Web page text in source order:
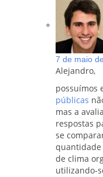
7 de maio
Alejandro,
possuímos
públicas
mas a
respostas
se
quantidade
de clima
utilizando-